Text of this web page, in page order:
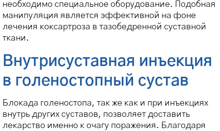
необходимо специальное оборудование. Подобная
манипуляция является эффективной на фоне
лечения коксартроза в тазобедренной суставной
ткани.
Внутрисуставная инъекция
в голеностопный сустав
Блокада голеностопа, так же как и при инъекциях
внутрь других суставов, позволяет доставить
лекарство именно к очагу поражения. Благодаря